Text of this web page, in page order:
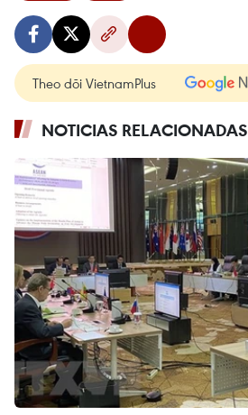
Theo dõi VietnamPlus
NOTICIAS RELACIONADAS